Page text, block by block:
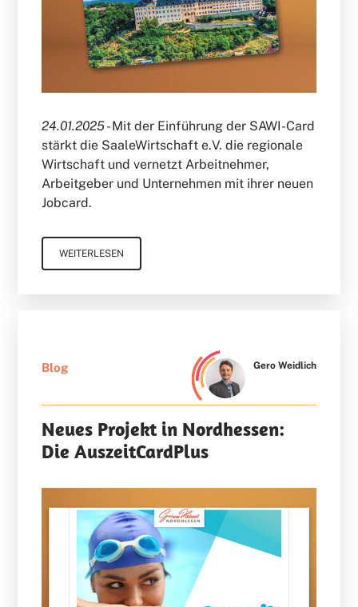
24.01.2025 -Mit der Einführung der SAWI-Card
stärkt die SaaleWirtschaft e.V. die regionale
Wirtschaft und vernetzt Arbeitnehmer,
Arbeitgeber und Unternehmen mit ihrer neuen
Jobcard.
WEITERLESEN
Blog Gero Weidlich
Neues Projekt in Nordhessen:
Die AuszeitCardPlus